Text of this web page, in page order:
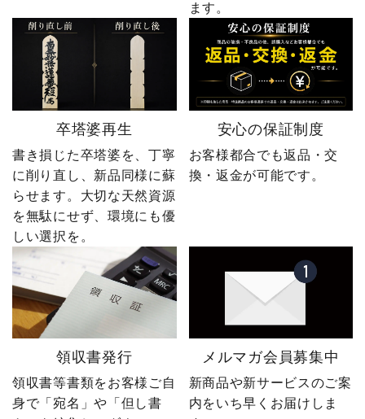
国産ステンレス製卒塔婆立て4コマ白御影石
台付き自立式タイプ（1台）
ます。
卒塔婆再生
書き損じた卒塔婆を、丁寧
に削り直し、新品同様に蘇
らせます。大切な天然資源
を無駄にせず、環境にも優
しい選択を。
安心の保証制度
お客様都合でも返品・交
換・返金が可能です。
領収書発行
領収書等書類をお客様ご自
身で「宛名」や「但し書
メルマガ会員募集中
新商品や新サービスのご案
内をいち早くお届けしま